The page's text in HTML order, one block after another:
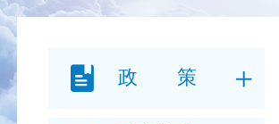
政 策